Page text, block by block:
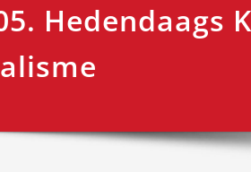
Hedendaags